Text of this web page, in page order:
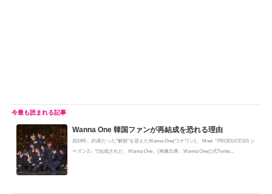
Wanna One 韓国ファンが再結成を恐れる理由
2019年、約束だった"解散"を迎えたWanna One(ワナワン)。 Mnet『PRODUCE101 シ
ーズン2』で結成された、Wanna One。(画像出典：Wanna One公式Twitte...